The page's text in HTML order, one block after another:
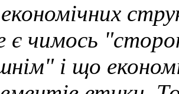
є чимось
і що